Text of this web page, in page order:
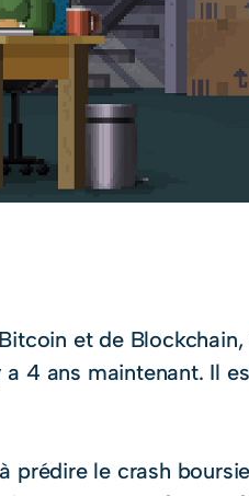
et de
4 ans maintenant. Il
prédire le crash